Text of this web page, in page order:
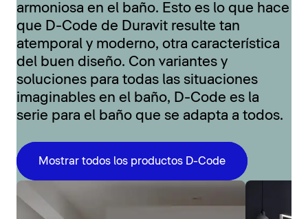
armoniosa en el baño. Esto es lo que hace
que D-Code de Duravit resulte tan
atemporal y moderno, otra característica
del buen diseño. Con variantes y
soluciones para todas las situaciones
imaginables en el baño, D-Code es la
serie para el baño que se adapta a todos.
Mostrar todos los productos D-Code